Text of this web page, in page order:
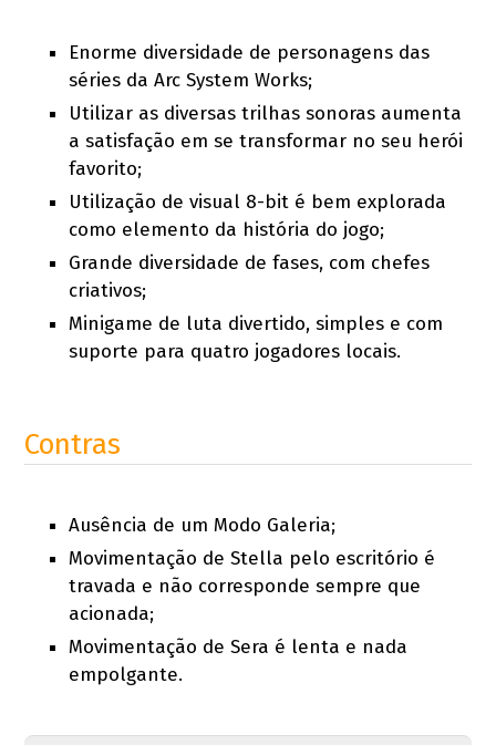
Enorme diversidade de personagens das
séries da Arc System Works;
Utilizar as diversas trilhas sonoras aumenta
a satisfação em se transformar no seu herói
favorito;
Utilização de visual 8-bit é bem explorada
como elemento da história do jogo;
Grande diversidade de fases, com chefes
criativos;
Minigame de luta divertido, simples e com
suporte para quatro jogadores locais.
Contras
Ausência de um Modo Galeria;
Movimentação de Stella pelo escritório é
travada e não corresponde sempre que
acionada;
Movimentação de Sera é lenta e nada
empolgante.